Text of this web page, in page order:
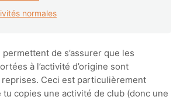
normales
de s’assurer que les
à l’activité d’origine sont
Ceci est particulièrement
copies une activité de club (donc une